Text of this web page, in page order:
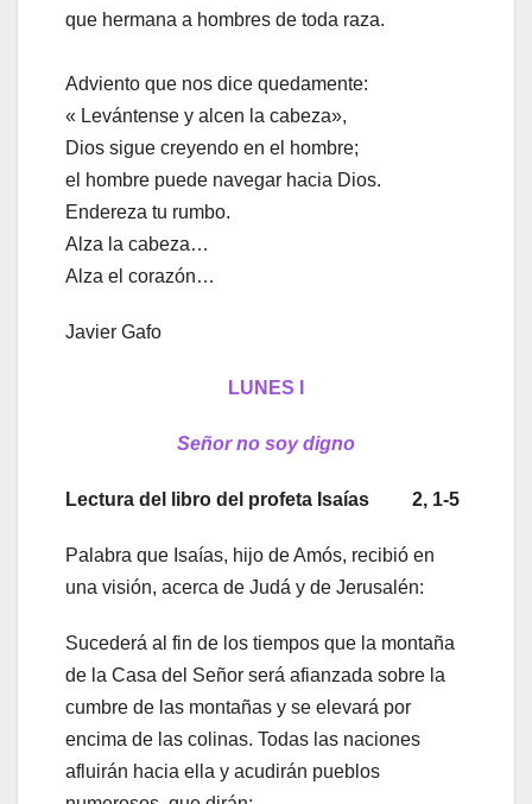
que hermana a hombres de toda raza.
Adviento que nos dice quedamente:
« Levántense y alcen la cabeza»,
Dios sigue creyendo en el hombre;
el hombre puede navegar hacia Dios.
Endereza tu rumbo.
Alza la cabeza…
Alza el corazón…
Javier Gafo
LUNES I
Señor no soy digno
Lectura del libro del profeta Isaías 2, 1-5
Palabra que Isaías, hijo de Amós, recibió en
una visión, acerca de Judá y de Jerusalén:
Sucederá al fin de los tiempos que la montaña
de la Casa del Señor será afianzada sobre la
cumbre de las montañas y se elevará por
encima de las colinas. Todas las naciones
afluirán hacia ella y acudirán pueblos